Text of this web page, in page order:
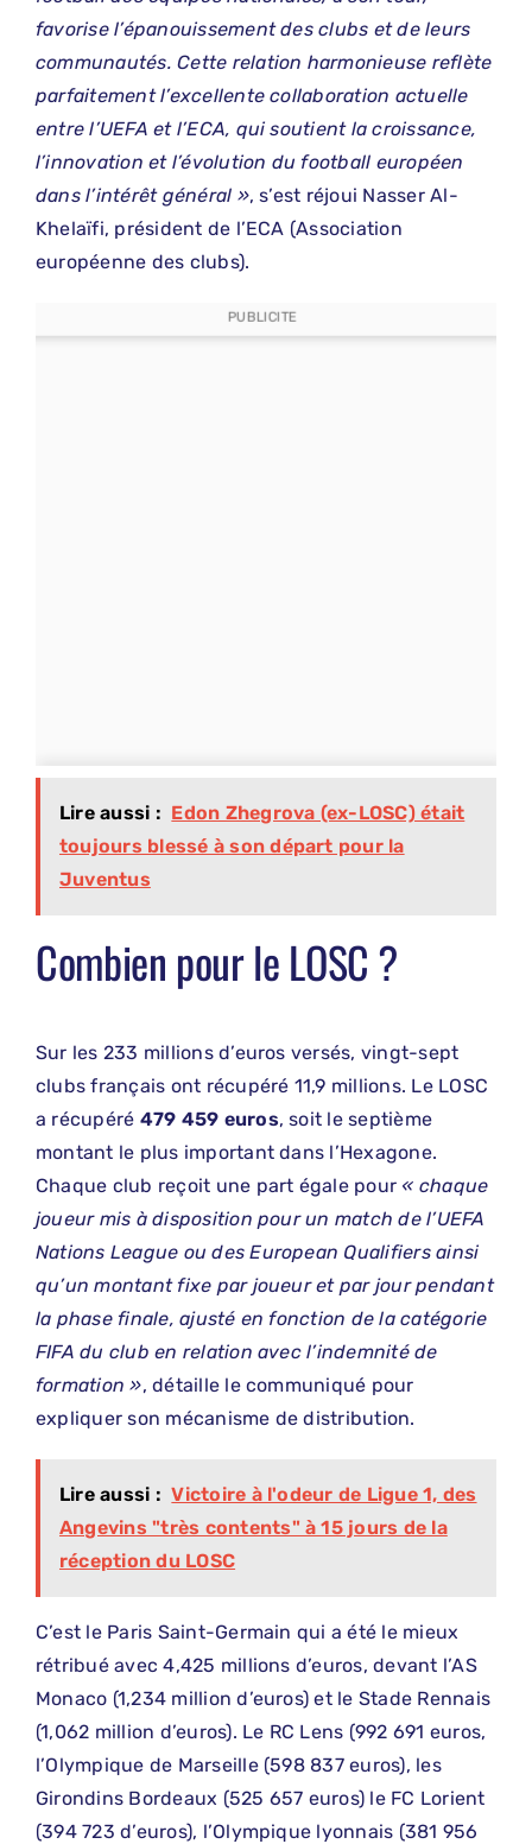
favorise l’épanouissement des clubs et de leurs
communautés. Cette relation harmonieuse reflète
parfaitement l’excellente collaboration actuelle
entre l’UEFA et l’ECA, qui soutient la croissance,
l’innovation et l’évolution du football européen
dans l’intérêt général », s’est réjoui Nasser Al-
Khelaïfi, président de l’ECA (Association
européenne des clubs).
PUBLICITE
Lire aussi : Edon Zhegrova (ex-LOSC) était
toujours blessé à son départ pour la
Juventus
Combien pour le LOSC ?
Sur les 233 millions d’euros versés, vingt-sept
clubs français ont récupéré 11,9 millions. Le LOSC
a récupéré 479 459 euros, soit le septième
montant le plus important dans l’Hexagone.
Chaque club reçoit une part égale pour « chaque
joueur mis à disposition pour un match de l’UEFA
Nations League ou des European Qualifiers ainsi
qu’un montant fixe par joueur et par jour pendant
la phase finale, ajusté en fonction de la catégorie
FIFA du club en relation avec l’indemnité de
formation », détaille le communiqué pour
expliquer son mécanisme de distribution.
Lire aussi : Victoire à l'odeur de Ligue 1, des
Angevins "très contents" à 15 jours de la
réception du LOSC
C’est le Paris Saint-Germain qui a été le mieux
rétribué avec 4,425 millions d’euros, devant l’AS
Monaco (1,234 million d’euros) et le Stade Rennais
(1,062 million d’euros). Le RC Lens (992 691 euros,
l’Olympique de Marseille (598 837 euros), les
Girondins Bordeaux (525 657 euros) le FC Lorient
(394 723 d’euros), l’Olympique lyonnais (381 956